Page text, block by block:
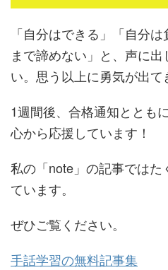
「自分はできる」「自分
まで諦めない」と、声に
い。思う以上に勇気が出て
1週間後、合格通知ととも
心から応援しています！
私の「note」の記事ではた
ています。
ぜひご覧ください。
手話学習の無料記事集